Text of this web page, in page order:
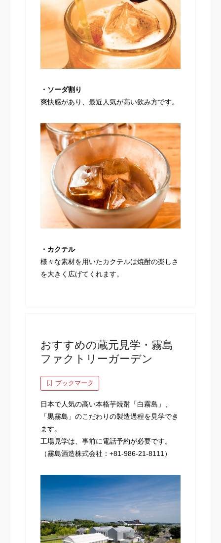
・ソーダ割り
爽快感があり、最近人気が高い飲み方です。
・カクテル
様々な素材を用いたカクテルは焼酎の楽しさ
を大きく広げてくれます。
おすすめの蔵元見学・霧島
ファクトリーガーデン
ブックマーク
日本で人気の高い本格芋焼酎「白霧島」、
「黒霧島」のこだわりの製造過程を見学でき
ます。
工場見学は、事前に電話予約が必要です。
（霧島酒造株式会社：+81-986-21-8111）